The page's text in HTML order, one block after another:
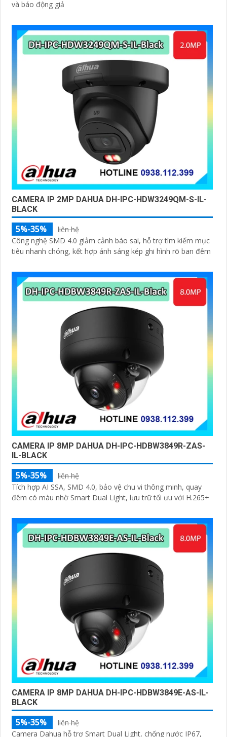
và báo động giả
CAMERA IP 2MP DAHUA DH-IPC-HDW3249QM-S-IL-
BLACK
5%-35%
liên hệ
Công nghệ SMD 4.0 giảm cảnh báo sai, hỗ trợ tìm kiếm mục
tiêu nhanh chóng, kết hợp ánh sáng kép ghi hình rõ ban đêm
CAMERA IP 8MP DAHUA DH-IPC-HDBW3849R-ZAS-
IL-BLACK
5%-35%
liên hệ
Tích hợp AI SSA, SMD 4.0, bảo vệ chu vi thông minh, quay
đêm có màu nhờ Smart Dual Light, lưu trữ tối ưu với H.265+
CAMERA IP 8MP DAHUA DH-IPC-HDBW3849E-AS-IL-
BLACK
5%-35%
liên hệ
Camera Dahua hỗ trợ Smart Dual Light, chống nước IP67,